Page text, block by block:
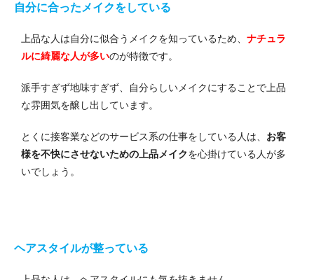
自分に合ったメイクをしている
上品な人は自分に似合うメイクを知っているため、 ナチュラ
ルに綺麗な人が多いのが特徴です。
派手すぎず地味すぎず、自分らしいメイクにすることで上品
な雰囲気を醸し出しています。
とくに接客業などのサービス系の仕事をしている人は、 お客
様を不快にさせないための上品メイクを心掛けている人が多
いでしょう。
ヘアスタイルが整っている